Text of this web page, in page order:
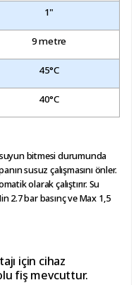
1"
9 metre
45°C
40°C
bitmesi durumunda
susuz çalışmasını önler.
olarak çalıştırır. Su
2.7 bar basınç ve Max 1,5
için cihaz
fiş mevcuttur.